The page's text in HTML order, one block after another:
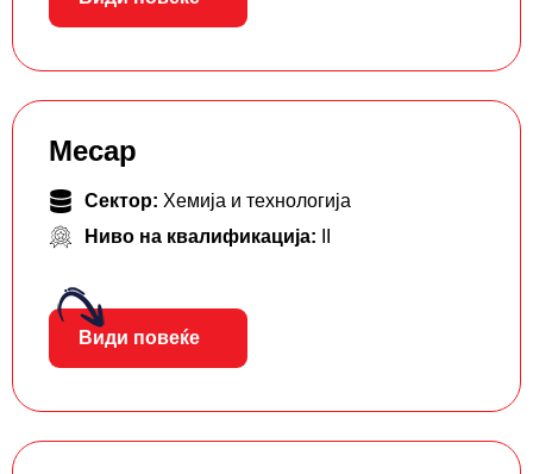
Месар
Сектор: Хемија и технологија
Ниво на квалификација:
Види повеќе